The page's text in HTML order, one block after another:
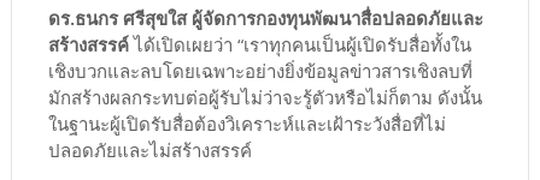
ดร.ธนกร ศรีสุขใส ผู้จัดการกองทุนพัฒนาสื่อปลอดภัยและ
สร้างสรรค์ได้เปิดเผยว่า “เราทุกคนเป็นผู้เปิดรับสื่อทั้งใน
เชิงบวกและลบโดยเฉพาะอย่างยิ่งข้อมูลข่าวสารเชิงลบที่
มักสร้างผลกระทบต่อผู้รับไม่ว่าจะรู้ตัวหรือไม่ก็ตาม ดังนั้น
ในฐานะผู้เปิดรับสื่อต้องวิเคราะห์และเฝ้าระวังสื่อที่ไม่
ปลอดภัยและไม่สร้างสรรค์